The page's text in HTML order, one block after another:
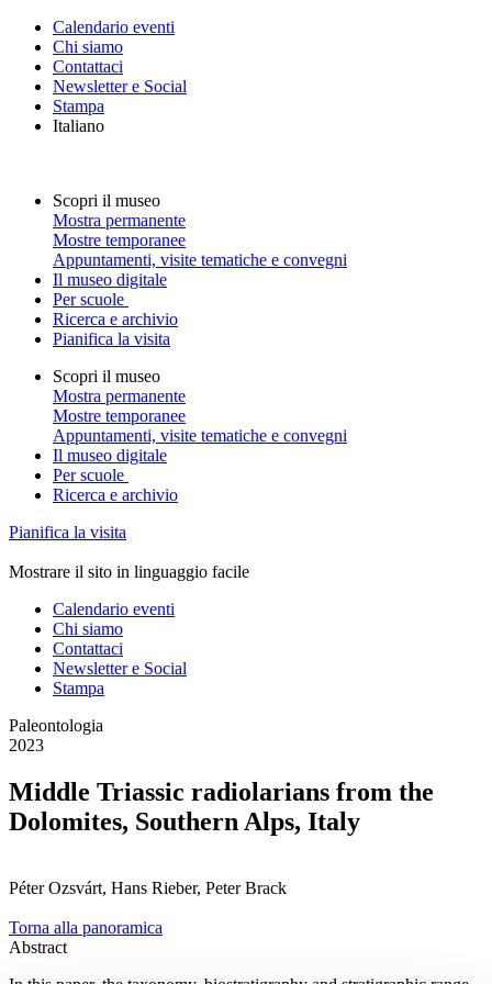
Calendario eventi
Chi siamo
Contattaci
Newsletter e Social
Stampa
Italiano
Scopri il museo
Mostra permanente
Mostre temporanee
Appuntamenti, visite tematiche e convegni
Il museo digitale
Per scuole
Ricerca e archivio
Pianifica la visita
Scopri il museo
Mostra permanente
Mostre temporanee
Appuntamenti, visite tematiche e convegni
Il museo digitale
Per scuole
Ricerca e archivio
Pianifica la visita
Mostrare il sito in linguaggio facile
Calendario eventi
Chi siamo
Contattaci
Newsletter e Social
Stampa
Paleontologia
2023
Middle Triassic radiolarians from the
Dolomites, Southern Alps, Italy
Péter Ozsvárt, Hans Rieber, Peter Brack
Torna alla panoramica
Abstract